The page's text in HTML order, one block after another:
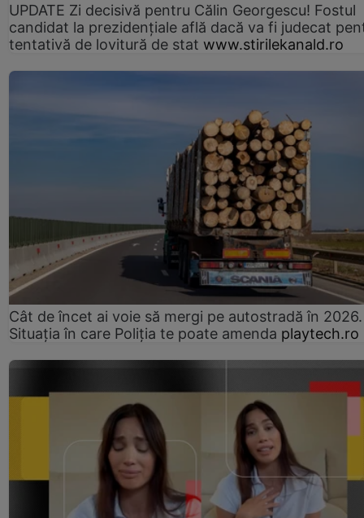
UPDATE Zi decisivă pentru Călin Georgescu! Fostul
candidat la prezidențiale află dacă va fi judecat
tentativă de lovitură de stat www.stirilekanald.ro
Cât de încet ai voie să mergi pe autostradă în 2026.
Situația în care Poliția te poate amenda playtech.ro